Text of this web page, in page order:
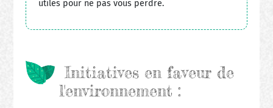
utiles pour ne pas vous perdre.
Initiatives en faveur de
l'environnement :